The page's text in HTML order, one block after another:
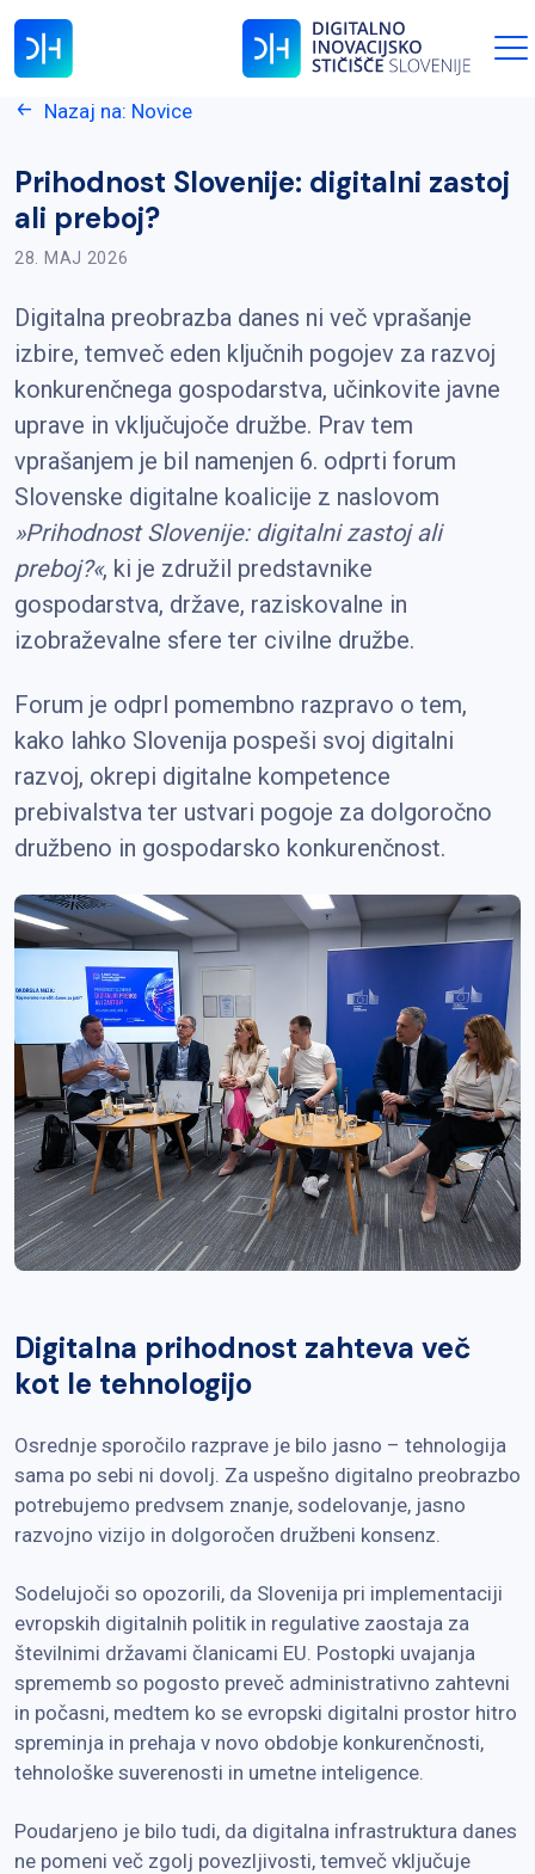
Nazaj na: Novice
Prihodnost Slovenije: digitalni zastoj
ali preboj?
28. MAJ 2026
Digitalna preobrazba danes ni več vprašanje
izbire, temveč eden ključnih pogojev za razvoj
konkurenčnega gospodarstva, učinkovite javne
uprave in vključujoče družbe. Prav tem
vprašanjem je bil namenjen 6. odprti forum
Slovenske digitalne koalicije z naslovom
»Prihodnost Slovenije: digitalni zastoj ali
preboj?«, ki je združil predstavnike
gospodarstva, države, raziskovalne in
izobraževalne sfere ter civilne družbe.
Forum je odprl pomembno razpravo o tem,
kako lahko Slovenija pospeši svoj digitalni
razvoj, okrepi digitalne kompetence
prebivalstva ter ustvari pogoje za dolgoročno
družbeno in gospodarsko konkurenčnost.
Digitalna prihodnost zahteva več
kot le tehnologijo
Osrednje sporočilo razprave je bilo jasno – tehnologija
sama po sebi ni dovolj. Za uspešno digitalno preobrazbo
potrebujemo predvsem znanje, sodelovanje, jasno
razvojno vizijo in dolgoročen družbeni konsenz.
Sodelujoči so opozorili, da Slovenija pri implementaciji
evropskih digitalnih politik in regulative zaostaja za
številnimi državami članicami EU. Postopki uvajanja
sprememb so pogosto preveč administrativno zahtevni
in počasni, medtem ko se evropski digitalni prostor hitro
spreminja in prehaja v novo obdobje konkurenčnosti,
tehnološke suverenosti in umetne inteligence.
Poudarjeno je bilo tudi, da digitalna infrastruktura danes
ne pomeni več zgolj povezljivosti, temveč vključuje